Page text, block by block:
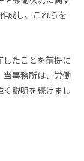
成し、これらを
たことを前提に
当事務所は、労働
説明を続けまし